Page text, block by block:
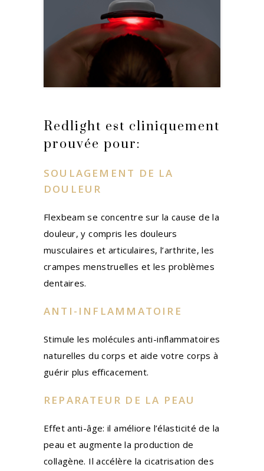
Redlight est cliniquement
prouvée pour:
SOULAGEMENT DE LA
DOULEUR
Flexbeam se concentre sur la cause de la
douleur, y compris les douleurs
musculaires et articulaires, l’arthrite, les
crampes menstruelles et les problèmes
dentaires.
ANTI-INFLAMMATOIRE
Stimule les molécules anti-inflammatoires
naturelles du corps et aide votre corps à
guérir plus efficacement.
REPARATEUR DE LA PEAU
Effet anti-âge: il améliore l’élasticité de la
peau et augmente la production de
collagène. Il accélère la cicatrisation des